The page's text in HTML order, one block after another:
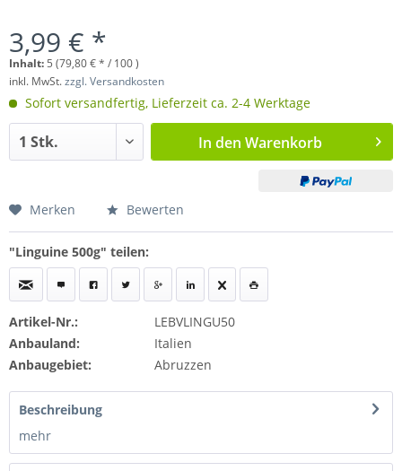
3,99 € *
Inhalt: 5 (79,80 € * / 100 )
inkl. MwSt.zzgl. Versandkosten
Sofort versandfertig, Lieferzeit ca. 2-4 Werktage
In den Warenkorb
Merken Bewerten
"Linguine 500g" teilen:
Artikel-Nr.:
LEBVLINGU50
Anbauland:
Italien
Anbaugebiet:
Abruzzen
Beschreibung
mehr